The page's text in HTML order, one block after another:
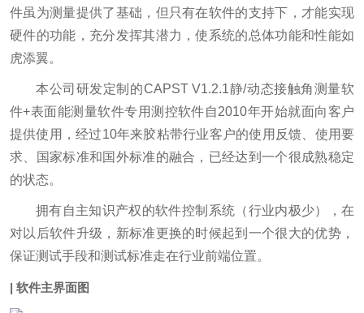
件虽为测量提供了基础，但只有在软件的支持下，才能实现
硬件的功能，充分发挥其潜力，使系统的总体功能和性能如
虎添翼。
本公司研发定制的CAPST V1.2.1静/动态接触角测量软
件+表面能测量软件专用测控软件自2010年开始就面向客户
提供使用，经过10年来胶粘带行业客户的使用反馈、使用要
求、国家标准和国外标准的融合，已经达到一个很成熟稳定
的状态。
拥有自主知识产权的软件控制系统（行业内极少），在
对以后软件升级，新标准更换的时候起到一个很大的优势，
保证测试手段和测试标准走在行业前端位置。
| 软件主界面图